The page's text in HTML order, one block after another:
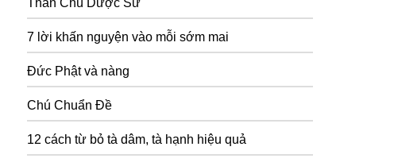
Thần Chú Dược Sư
7 lời khấn nguyện vào mỗi sớm mai
Đức Phật và nàng
Chú Chuẩn Đề
12 cách từ bỏ tà dâm, tà hạnh hiệu quả